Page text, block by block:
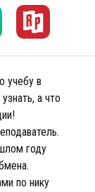
учебу в
а что
году
по нику